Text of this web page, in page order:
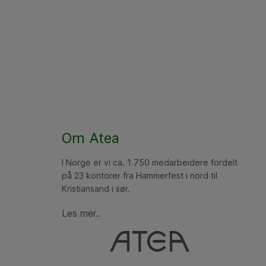
Om Atea
I Norge er vi ca. 1 750 medarbeidere fordelt
på 23 kontorer fra Hammerfest i nord til
Kristiansand i sør.
Les mer..